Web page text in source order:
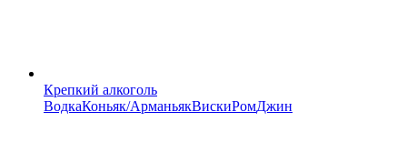
Крепкий алкоголь
ВодкаКоньяк/АрманьякВискиРомДжин